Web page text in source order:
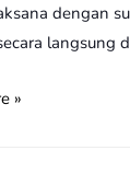
dengan
langsung
»